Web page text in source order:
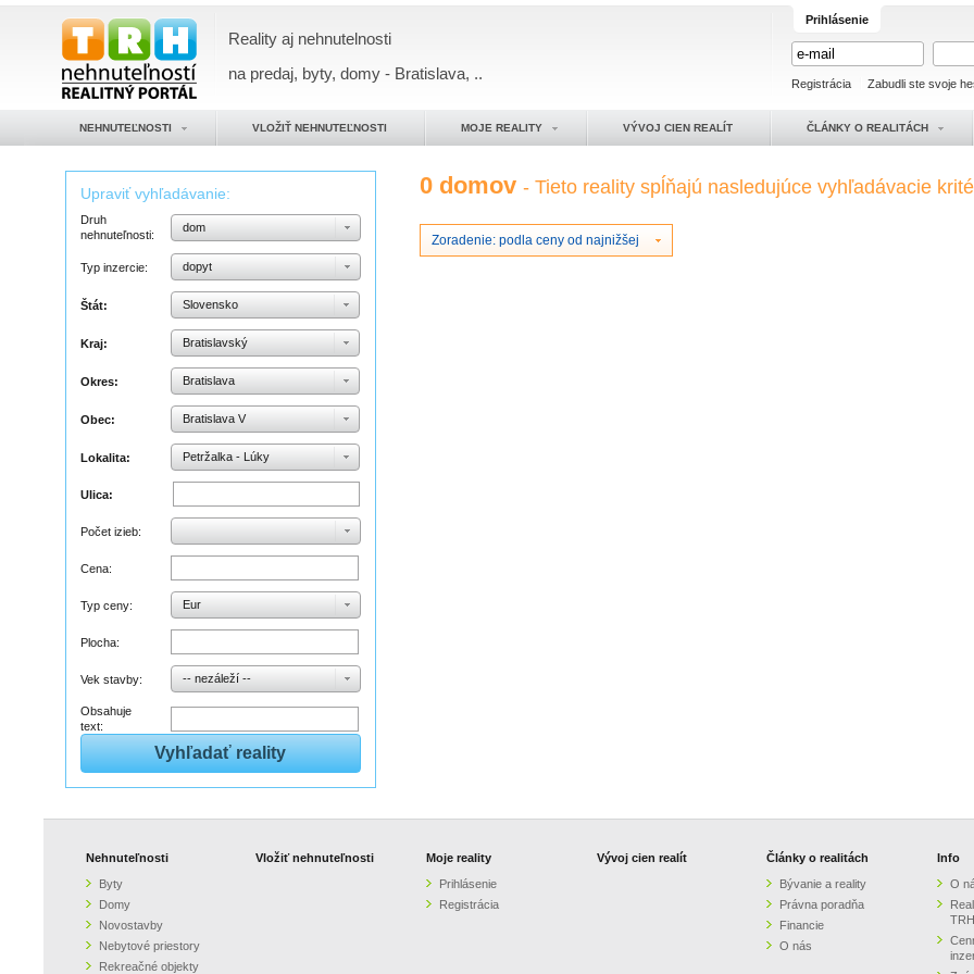
Reality aj nehnutelnosti
na predaj, byty, domy - Bratislava, ..
Prihlásenie
Registrácia Zabudli ste svoje
NEHNUTEĽNOSTI VLOŽIŤ NEHNUTEĽNOSTI MOJE REALITY VÝVOJ CIEN REALÍT ČLÁNKY O REALITÁCH
Upraviť vyhľadávanie:
Druh
nehnuteľnosti:
dom
Typ inzercie: dopyt
Štát: Slovensko
Kraj: Bratislavský
Okres: Bratislava
Obec: Bratislava V
Lokalita: Petržalka - Lúky
Ulica:
Počet izieb:
Cena:
Typ ceny: Eur
Plocha:
Vek stavby: -- nezáleží --
Obsahuje
text:
0 domov- Tieto reality spĺňajú nasledujúce vyhľadávacie
Zoradenie: podla ceny od najnižšej
Nehnuteľnosti
Byty
Domy
Novostavby
Nebytové priestory
Rekreačné objekty
Vložiť nehnuteľnosti
Moje reality
Prihlásenie
Registrácia
Vývoj cien realít
Články o realitách
Bývanie a reality
Právna poradňa
Financie
O nás
Info
O